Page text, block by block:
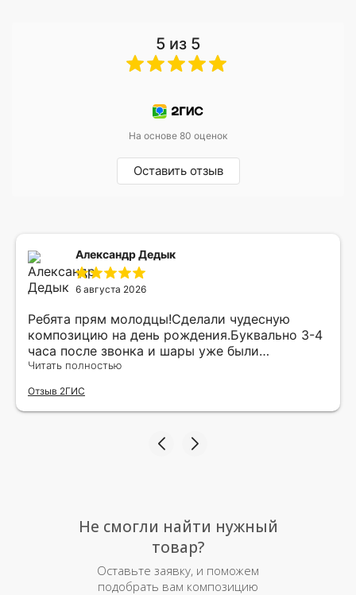
5 из 5
На основе 80 оценок
Оставить отзыв
Александр Дедык
6 августа 2026
Ребята прям молодцы!Сделали чудесную
композицию на день рождения.Буквально 3-4
часа после звонка и шары уже были
доставлены мне по адресу.Качество
рада.
Читать полностью
Отзыв 2ГИС
Не смогли найти нужный
товар?
Оставьте заявку, и поможем
подобрать вам композицию